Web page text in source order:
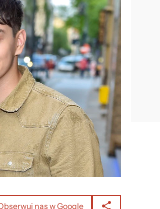
nas w Google